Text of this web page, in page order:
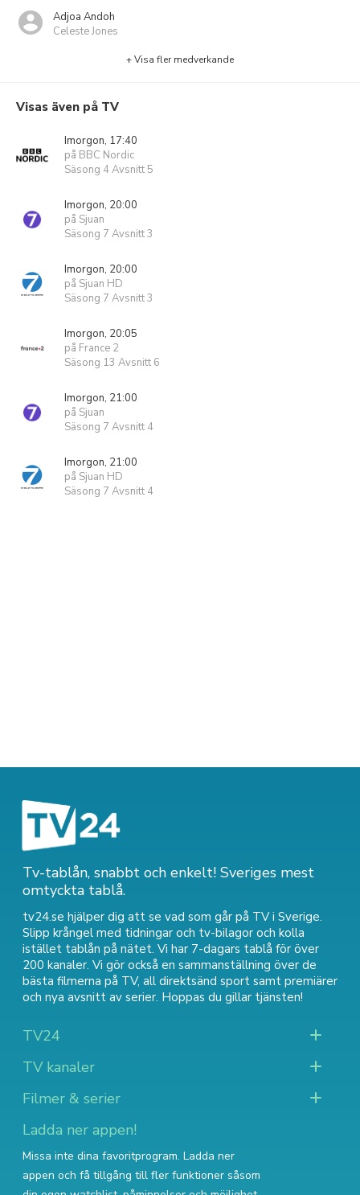
Adjoa Andoh
Celeste Jones
+ Visa fler medverkande
Visas även på TV
Imorgon, 17:40
på BBC Nordic
Säsong 4 Avsnitt 5
Imorgon, 20:00
på Sjuan
Säsong 7 Avsnitt 3
Imorgon, 20:00
på Sjuan HD
Säsong 7 Avsnitt 3
Imorgon, 20:05
på France 2
Säsong 13 Avsnitt 6
Imorgon, 21:00
på Sjuan
Säsong 7 Avsnitt 4
Imorgon, 21:00
på Sjuan HD
Säsong 7 Avsnitt 4
Tv-tablån, snabbt och enkelt! Sveriges mest
omtyckta tablå.
tv24.se hjälper dig att se vad som går på TV i Sverige.
Slipp krångel med tidningar och tv-bilagor och kolla
istället tablån på nätet. Vi har 7-dagars tablå för över
200 kanaler. Vi gör också en sammanställning över de
bästa filmerna på TV, all direktsänd sport samt premiärer
och nya avsnitt av serier. Hoppas du gillar tjänsten!
TV24
TV kanaler
Filmer & serier
Ladda ner appen!
Missa inte dina favoritprogram. Ladda ner
appen och få tillgång till fler funktioner såsom